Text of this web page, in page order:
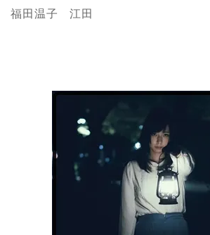
福田温子 江田